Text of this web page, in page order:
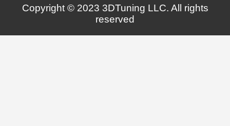
Copyright © 2023 3DTuning LLC. All rights
reserved